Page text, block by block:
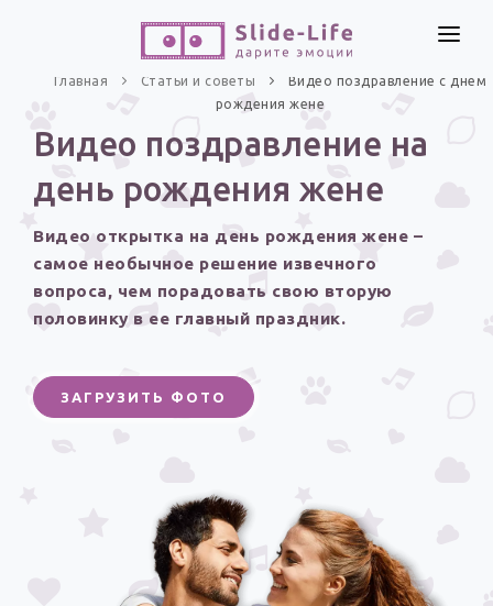
СОЗДАТЬ ВИДЕО
ПО ФОРМАТУ
Песни поздравления
Открытки
Стихи и тексты
ПРАЗДНИКИ
HOT
Календарь праздников
ИНСТРУМЕНТЫ
ТЕКСТЫ И ИДЕИ
ОТЗЫВЫ
Видео поздравление на
день рождения жене
Видео открытка на день рождения жене –
самое необычное решение извечного
вопроса, чем порадовать свою вторую
половинку в ее главный праздник.
ЗАГРУЗИТЬ ФОТО
Главная Статьи и советы
Видео поздравление с днем
рождения жене